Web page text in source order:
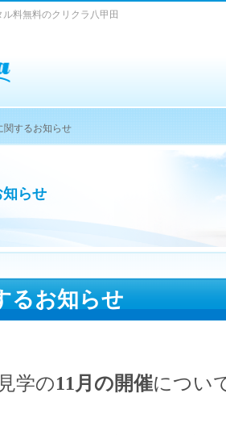
知らせ
料無料のクリクラ八甲田
るお知らせ
学の11月の開催につい
関するお知らせ